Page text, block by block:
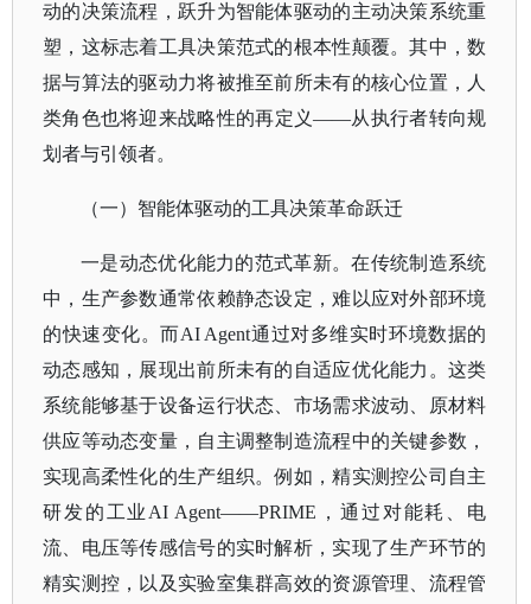
动的决策流程，跃升为智能体驱动的主动决策系统重
塑，这标志着工具决策范式的根本性颠覆。其中，数
据与算法的驱动力将被推至前所未有的核心位置，人
类角色也将迎来战略性的再定义——从执行者转向规
划者与引领者。
（一）智能体驱动的工具决策革命跃迁
一是动态优化能力的范式革新。在传统制造系统
中，生产参数通常依赖静态设定，难以应对外部环境
的快速变化。而AI Agent通过对多维实时环境数据的
动态感知，展现出前所未有的自适应优化能力。这类
系统能够基于设备运行状态、市场需求波动、原材料
供应等动态变量，自主调整制造流程中的关键参数，
实现高柔性化的生产组织。例如，精实测控公司自主
研发的工业AI Agent——PRIME，通过对能耗、电
流、电压等传感信号的实时解析，实现了生产环节的
精实测控，以及实验室集群高效的资源管理、流程管